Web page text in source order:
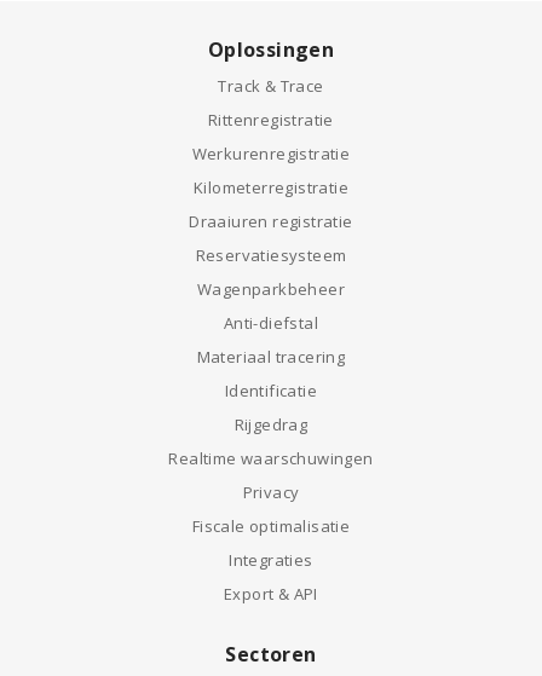
Oplossingen
Track & Trace
Rittenregistratie
Werkurenregistratie
Kilometerregistratie
Draaiuren registratie
Reservatiesysteem
Wagenparkbeheer
Anti-diefstal
Materiaal tracering
Identificatie
Rijgedrag
Realtime waarschuwingen
Privacy
Fiscale optimalisatie
Integraties
Export & API
Sectoren